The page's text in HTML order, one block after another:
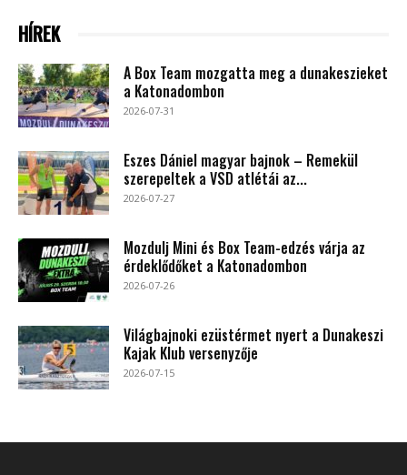
HÍREK
A Box Team mozgatta meg a dunakeszieket
a Katonadombon
2026-07-31
Eszes Dániel magyar bajnok – Remekül
szerepeltek a VSD atlétái az...
2026-07-27
Mozdulj Mini és Box Team-edzés várja az
érdeklődőket a Katonadombon
2026-07-26
Világbajnoki ezüstérmet nyert a Dunakeszi
Kajak Klub versenyzője
2026-07-15